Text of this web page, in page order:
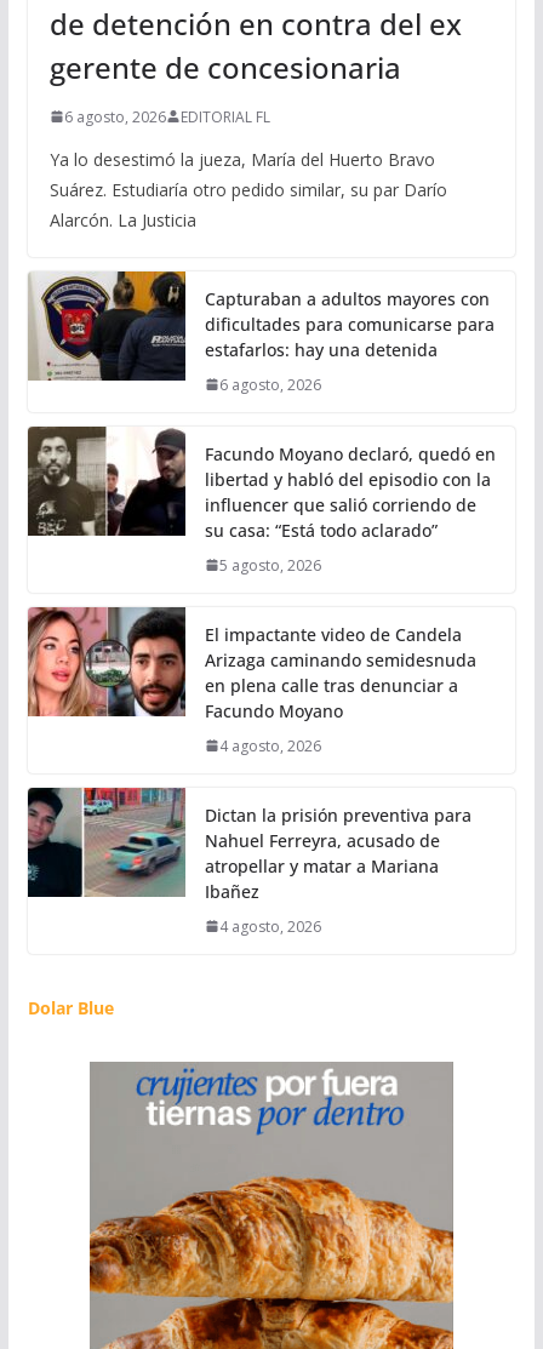
de detención en contra del ex
gerente de concesionaria
6 agosto, 2026 EDITORIAL FL
Ya lo desestimó la jueza, María del Huerto Bravo
Suárez. Estudiaría otro pedido similar, su par Darío
Alarcón. La Justicia
Capturaban a adultos mayores con
dificultades para comunicarse para
estafarlos: hay una detenida
6 agosto, 2026
Facundo Moyano declaró, quedó en
libertad y habló del episodio con la
influencer que salió corriendo de
su casa: “Está todo aclarado”
5 agosto, 2026
El impactante video de Candela
Arizaga caminando semidesnuda
en plena calle tras denunciar a
Facundo Moyano
4 agosto, 2026
Dictan la prisión preventiva para
Nahuel Ferreyra, acusado de
atropellar y matar a Mariana
Ibañez
4 agosto, 2026
Dolar Blue